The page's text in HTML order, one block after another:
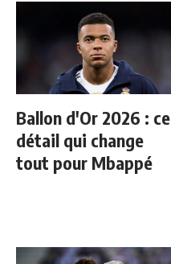
Ballon d'Or 2026 : ce
détail qui change
tout pour Mbappé